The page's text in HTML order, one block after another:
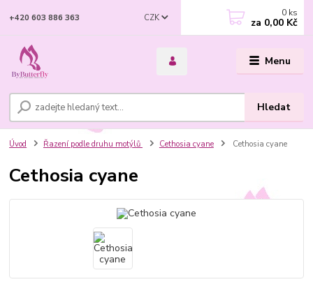
Menu
CZK
Hledat
+420 603 886 363 0 ks
za 0,00 Kč
Úvod Řazení podle druhu motýlů Cethosia cyane Cethosia cyane
Cethosia cyane